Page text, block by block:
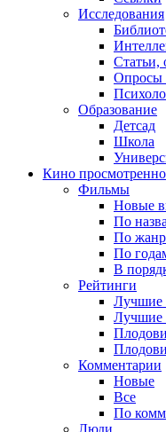
Исследования
Статьи,
Опросы
Образование
Детсад
Школа
Кино
Фильмы
Новые
По
По
По
В
Рейтинги
Лучшие
Лучшие
Комментарии
Новые
Все
По
Люди